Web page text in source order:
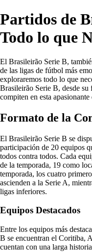
Partidos de
Todo lo que
El Brasileirão Serie B,
de las ligas de fútbol más
exploraremos todo lo que
Brasileirão Serie B, desde su
compiten en esta apasionante
Formato de la
El Brasileirão Serie B se
participación de 20 equipos
todos contra todos. Cada
de la temporada, 19 como
temporada, los cuatro
ascienden a la Serie A,
ligas inferiores.
Equipos Destacados
Entre los equipos más
B se encuentran el Coritiba,
cuentan con una larga